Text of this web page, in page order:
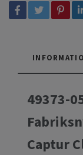
49373-
Captur